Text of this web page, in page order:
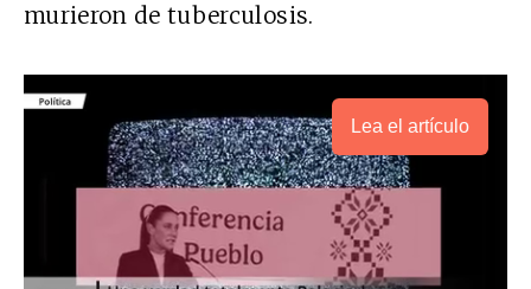
murieron de tuberculosis.
Lea el artículo